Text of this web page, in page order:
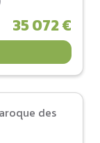
35 072 €